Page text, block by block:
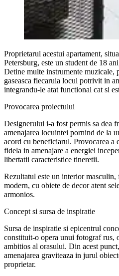
Proprietarul acestui apartament,
Petersburg, este un student de 18
Detine multe instrumente muzicale,
gaseasca fiecaruia locul potrivit in
integrandu-le atat functional cat si
Provocarea proiectului
Designerului i-a fost permis sa dea
amenajarea locuintei pornind de la
acord cu beneficiarul. Provocarea a
fidela in amenajare a energiei
libertatii caracteristice tineretii.
Rezultatul este un interior masculin,
modern, cu obiete de decor atent
armonios.
Concept si sursa de inspiratie
Sursa de inspiratie si epicentrul
constituit-o opera unui fotograf rus,
ambitios al orasului. Din acest
amenajarea graviteaza in jurul
proprietar.